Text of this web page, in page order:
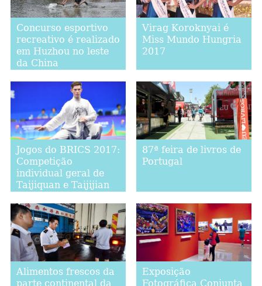
Concurso esportivo
recreativo é realizado
em Huzhou no leste
da China
Virag Koroknyai é
Miss Mundo Hungria
2017
Jogos do BRICS 2017:
Competição
individual geral de
Taijiquan e Taijijian
87ª feira de livros de
Portugal
Alimentos frescos da
parte continental da
Exposição
Fotográfica Conjunta